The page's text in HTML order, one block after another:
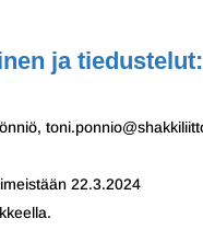
ja tiedustelut:
22.3.2024